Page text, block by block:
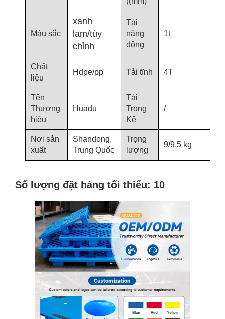
Màu sắc
xanh
lam/tùy
chỉnh
Tải
năng
động
1t
Chất
liệu
Hdpe/pp Tải tĩnh 4T
Tên
Thương
hiệu
Huadu
Tải
Trọng
Kệ
/
Nơi sản
xuất
Shandong,
Trung Quốc
Trọng
lượng
9/9,5 kg
Số lượng đặt hàng tối thiểu: 10